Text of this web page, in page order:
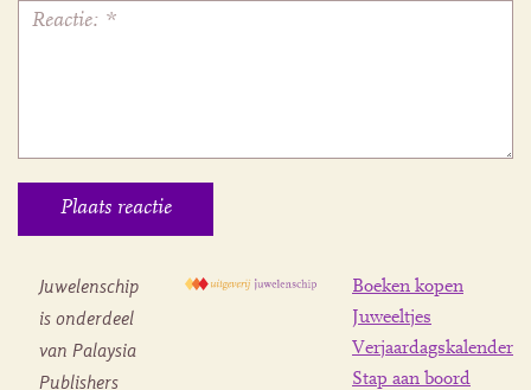
Juwelenschip
is onderdeel
van Palaysia
Publishers
Boeken kopen
Juweeltjes
Verjaardagskalender
Stap aan boord